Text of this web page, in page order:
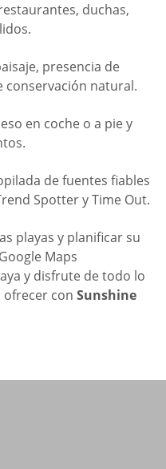
duchas,
presencia de
conservación natural.
en coche o a pie y
de fuentes fiables
Spotter y Time Out.
playas y planificar su
Maps
y disfrute de todo lo
ofrecer con Sunshine